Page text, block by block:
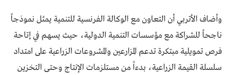
وأضاف الأتربي أن التعاون مع الوكالة الفرنسية للتنمية يمثل نموذجاً
ناجحاً للشراكة مع مؤسسات التنمية الدولية، حيث يسهم في إتاحة
فرص تمويلية مبتكرة تدعم المزارعين والمشروعات الزراعية على امتداد
سلسلة القيمة الزراعية، بدءاً من مستلزمات الإنتاج وحتى التخزين